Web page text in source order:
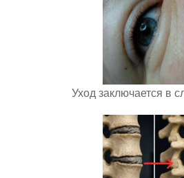
Уход заключается в